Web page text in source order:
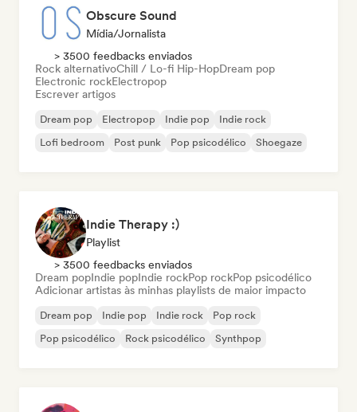
Obscure Sound
Mídia/Jornalista
> 3500 feedbacks enviados
Rock alternativoChill / Lo-fi Hip-HopDream pop
Electronic rockElectropop
Escrever artigos
Dream pop Electropop Indie pop
Indie rock
Lofi bedroom
Post punk Pop psicodélico Shoegaze
Indie Therapy :)
Playlist
> 3500 feedbacks enviados
Dream popIndie popIndie rockPop rockPop psicodélico
Adicionar artistas às minhas playlists de maior impacto
Dream pop Indie pop Indie rock
Pop rock
Pop psicodélico
Rock psicodélico Synthpop